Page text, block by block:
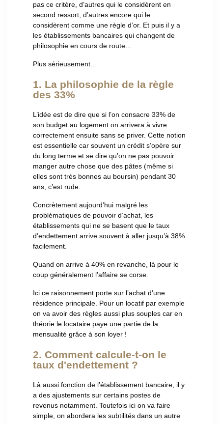
pas ce critère, d’autres qui le considèrent en
second ressort, d’autres encore qui le
considèrent comme une règle d’or. Et puis il y a
les établissements bancaires qui changent de
philosophie en cours de route…
Plus sérieusement…
1. La philosophie de la règle
des 33%
L’idée est de dire que si l’on consacre 33% de
son budget au logement on arrivera à vivre
correctement ensuite sans se priver. Cette notion
est essentielle car souvent un crédit s’opère sur
du long terme et se dire qu’on ne pas pouvoir
manger autre chose que des pâtes (même si
elles sont très bonnes au boursin) pendant 30
ans, c’est rude.
Concrètement aujourd’hui malgré les
problématiques de pouvoir d’achat, les
établissements qui ne se basent que le taux
d’endettement arrive souvent à aller jusqu’à 38%
facilement.
Quand on arrive à 40% en revanche, là pour le
coup généralement l’affaire se corse.
Ici ce raisonnement porte sur l’achat d’une
résidence principale. Pour un locatif par exemple
on va avoir des règles aussi plus souples car en
théorie le locataire paye une partie de la
mensualité grâce à son loyer !
2. Comment calcule-t-on le
taux d'endettement ?
Là aussi fonction de l’établissement bancaire, il y
a des ajustements sur certains postes de
revenus notamment. Toutefois ici on va faire
simple, on abordera les subtilités dans un autre